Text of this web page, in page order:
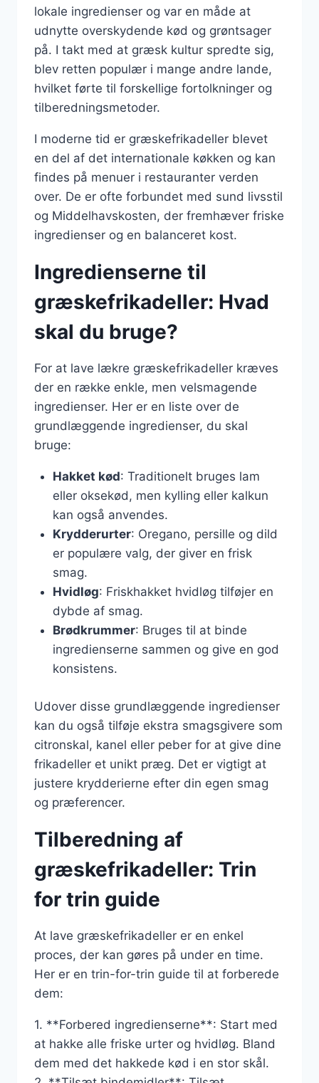
lokale ingredienser og var en måde at
udnytte overskydende kød og grøntsager
på. I takt med at græsk kultur spredte sig,
blev retten populær i mange andre lande,
hvilket førte til forskellige fortolkninger og
tilberedningsmetoder.
I moderne tid er græskefrikadeller blevet
en del af det internationale køkken og kan
findes på menuer i restauranter verden
over. De er ofte forbundet med sund livsstil
og Middelhavskosten, der fremhæver friske
ingredienser og en balanceret kost.
Ingredienserne til
græskefrikadeller: Hvad
skal du bruge?
For at lave lækre græskefrikadeller kræves
der en række enkle, men velsmagende
ingredienser. Her er en liste over de
grundlæggende ingredienser, du skal
bruge:
Hakket kød: Traditionelt bruges lam
eller oksekød, men kylling eller kalkun
kan også anvendes.
Krydderurter: Oregano, persille og dild
er populære valg, der giver en frisk
smag.
Hvidløg: Friskhakket hvidløg tilføjer en
dybde af smag.
Brødkrummer: Bruges til at binde
ingredienserne sammen og give en god
konsistens.
Udover disse grundlæggende ingredienser
kan du også tilføje ekstra smagsgivere som
citronskal, kanel eller peber for at give dine
frikadeller et unikt præg. Det er vigtigt at
justere krydderierne efter din egen smag
og præferencer.
Tilberedning af
græskefrikadeller: Trin
for trin guide
At lave græskefrikadeller er en enkel
proces, der kan gøres på under en time.
Her er en trin-for-trin guide til at forberede
dem:
1. **Forbered ingredienserne**: Start med
at hakke alle friske urter og hvidløg. Bland
dem med det hakkede kød i en stor skål.